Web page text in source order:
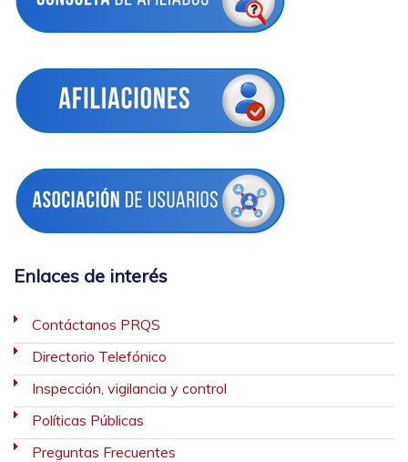
Enlaces de interés
Contáctanos PRQS
Directorio Telefónico
Inspección, vigilancia y control
Políticas Públicas
Preguntas Frecuentes